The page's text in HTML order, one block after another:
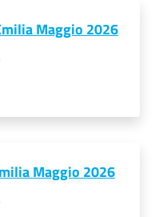
Maggio 2026
Maggio 2026